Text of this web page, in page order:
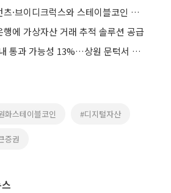
비피엠지, 웰컴페이먼츠·브이디크럭스와 스테이블코인 결제 인프라 구축 협력
에 가상자산 거래 추적 솔루션 공급
美 클래리티 법안 연내 통과 가능성 13%…상원 문턱서 제동
화스테이블코인 #디지털자산
증권